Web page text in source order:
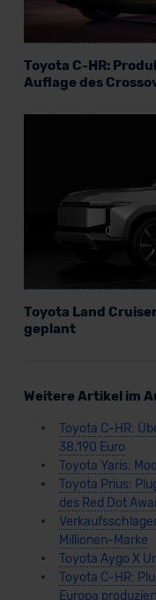
Toyota C-HR:
Auflage des
Toyota Land
geplant
Weitere Artikel im
Toyota C-HR:
38.190 Euro
Toyota Yaris:
Toyota Prius:
des Red Dot
Millionen-Marke
Toyota Aygo X
Toyota C-HR:
Europa